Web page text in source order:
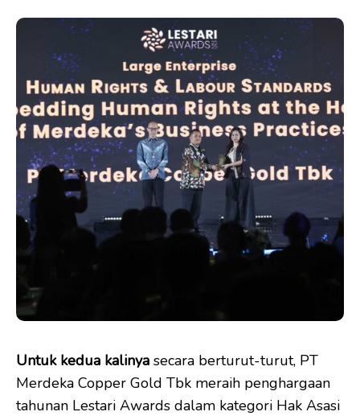
Untuk kedua kalinya secara berturut-turut, PT
Merdeka Copper Gold Tbk meraih penghargaan
tahunan Lestari Awards dalam kategori Hak Asasi